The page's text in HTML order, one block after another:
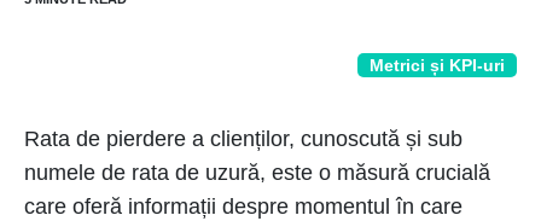
Metrici și KPI-uri
Rata de pierdere a clienților, cunoscută și sub
numele de rata de uzură, este o măsură crucială
care oferă informații despre momentul în care